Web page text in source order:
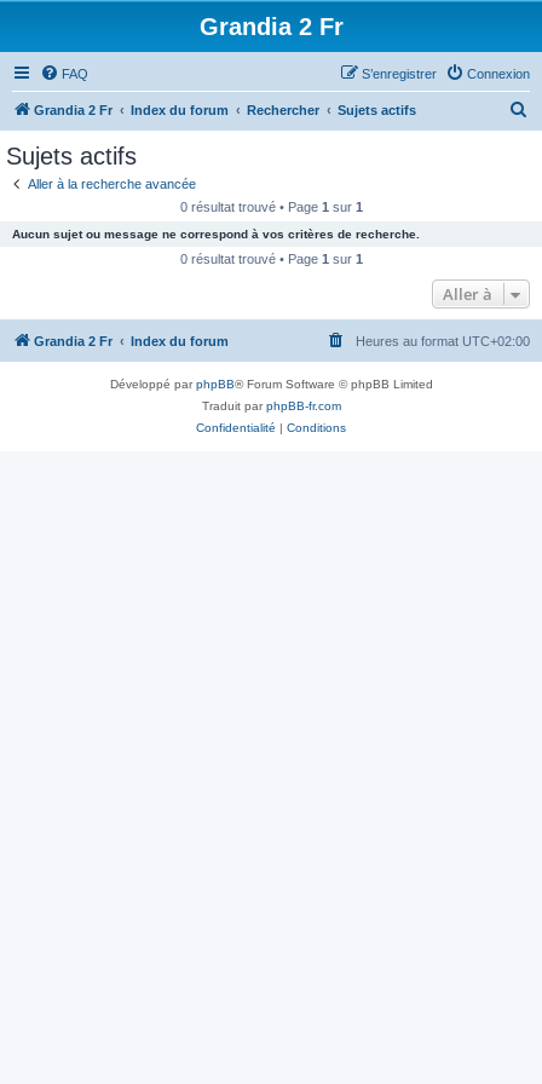
Grandia 2 Fr
FAQ Connexion
S’enregistrer
Grandia 2 Fr Index du forum Rechercher Sujets actifs
c
e
Sujets actifs
Aller à la recherche avancée
0 résultat trouvé • Page 1 sur 1
Aucun sujet ou message ne correspond à vos critères de recherche.
0 résultat trouvé • Page 1 sur 1
Aller à
Grandia 2 Fr Index du forum Heures au format UTC+02:00
Développé parphpBB® Forum Software © phpBB Limited
Traduit parphpBB-fr.com
Confidentialité | Conditions